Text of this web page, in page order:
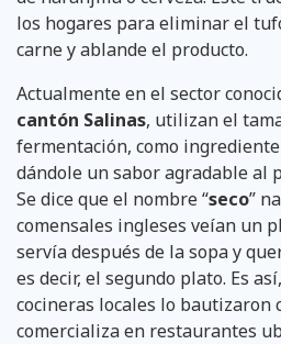
los hogares para eliminar el
carne y ablande el producto.
Actualmente en el sector
cantón Salinas, utilizan el
fermentación, como
dándole un sabor agradable al
Se dice que el nombre “seco”
comensales ingleses veían un
servía después de la sopa y
es decir, el segundo plato. Es
cocineras locales lo bautizaron
comercializa en restaurantes